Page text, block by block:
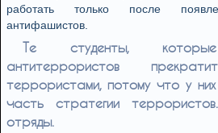
работать только после
антифашистов.
Те студенты,
антитеррористов
террористами, потому что у
часть стратегии
отряды.